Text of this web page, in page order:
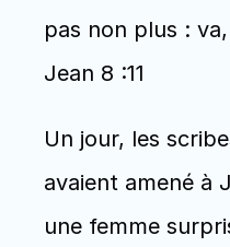
pas non plus :
Jean 8 :11
Un jour, les
avaient amené à
une femme